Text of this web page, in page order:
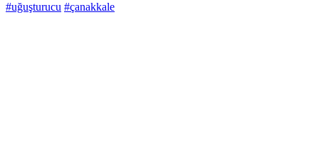
#uğuşturucu #çanakkale